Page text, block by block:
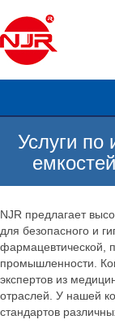
Услуги по
NJR предлагает
для безопасного и
фармацевтической,
промышленности.
экспертов из
отраслей. У нашей
стандартов